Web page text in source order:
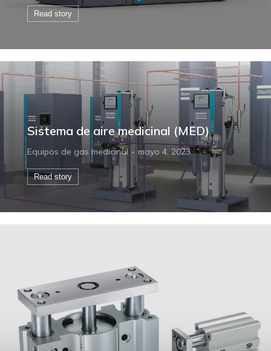
Read story
Sistema de aire medicinal (MED)
Equipos de gas medicinal mayo 4, 2023
Read story